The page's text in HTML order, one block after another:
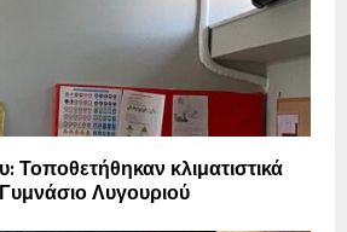
κλιματιστικά
Λυγουριού